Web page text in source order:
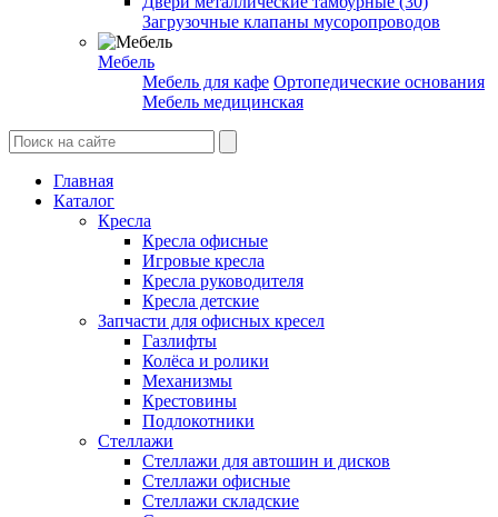
Загрузочные клапаны мусоропроводов
Мебель
Мебель для кафе Ортопедические основания
Мебель медицинская
Главная
Каталог
Кресла
Кресла офисные
Игровые кресла
Кресла руководителя
Кресла детские
Запчасти для офисных кресел
Газлифты
Колёса и ролики
Механизмы
Крестовины
Подлокотники
Стеллажи
Стеллажи для автошин и дисков
Стеллажи офисные
Стеллажи складские